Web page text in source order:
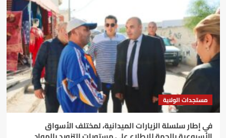
مستجدات الولاية
في إطار سلسلة الزيارات الميدانية، لمختلف الأسواق